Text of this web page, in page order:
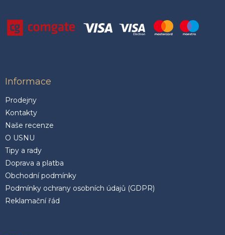
Informace
Prodejny
Kontakty
Naše recenze
O USNU
Tipy a rady
Doprava a platba
Obchodní podmínky
Podmínky ochrany osobních údajů (GDPR)
Reklamační řád